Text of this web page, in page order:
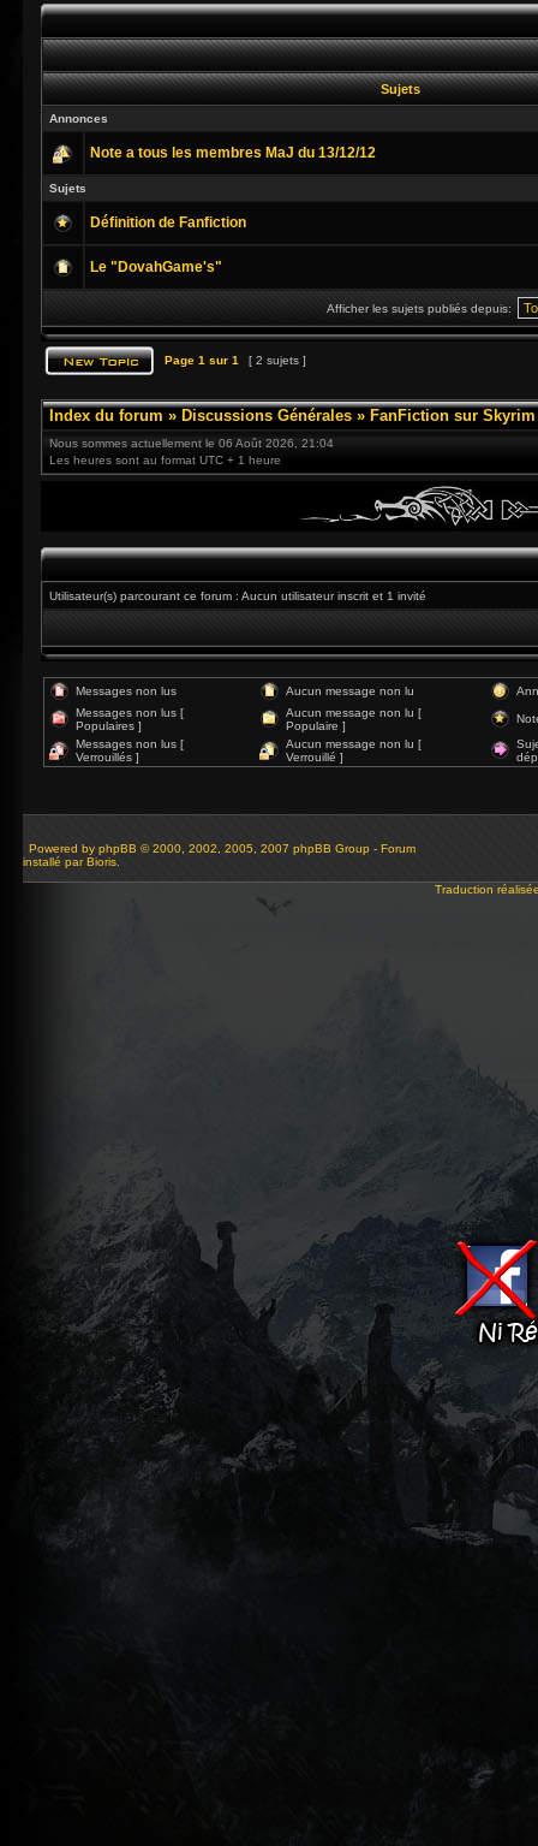
Sujets
Annonces
Note a tous les membres MaJ du 13/12/12
Sujets
Définition de Fanfiction
Le "DovahGame's"
Afficher les sujets publiés depuis:
Page 1 sur 1 [ 2 sujets ]
Index du forum » Discussions Générales » FanFiction sur Skyrim
Nous sommes actuellement le 06 Août 2026, 21:04
Les heures sont au format UTC + 1 heure
Utilisateur(s) parcourant ce forum : Aucun utilisateur inscrit et 1 invité
Messages non lus Aucun message non lu
Messages non lus [
Populaires ]
Aucun message non lu [
Populaire ]
Messages non lus [
Verrouillés ]
Aucun message non lu [
Verrouillé ]
Powered by phpBB © 2000, 2002, 2005, 2007 phpBB Group - Forum
installé par Bioris.
Traduction